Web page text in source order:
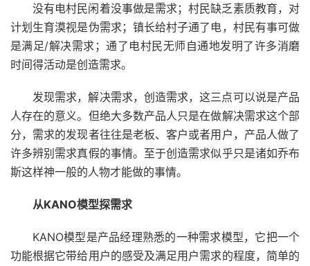
没有电村民闲着没事做是需求；村民缺乏素质教育，对
计划生育漠视是伪需求；镇长给村子通了电，村民有事可做
是满足/解决需求；通了电村民无师自通地发明了许多消磨
时间得活动是创造需求。
发现需求，解决需求，创造需求，这三点可以说是产品
人存在的意义。但绝大多数产品人只是在做解决需求这个部
分，需求的发现者往往是老板、客户或者用户，产品人做了
许多辨别需求真假的事情。至于创造需求似乎只是诸如乔布
斯这样神一般的人物才能做的事情。
从KANO模型探需求
KANO模型是产品经理熟悉的一种需求模型，它把一个
功能根据它带给用户的感受及满足用户需求的程度，简单的